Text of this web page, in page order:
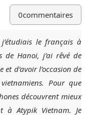
0commentaires
le français à
de Hanoi, j’ai rêvé de
d’avoir l’occasion de
Pour que
découvrent mieux
à Atypik Vietnam. Je